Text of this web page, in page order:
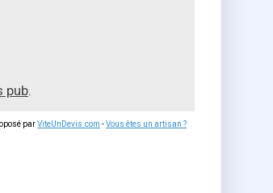
pub.
parViteUnDevis.com -Vous êtes un artisan ?